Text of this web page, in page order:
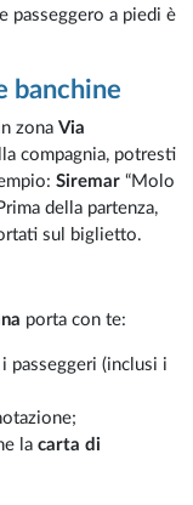
passeggero a piedi è
banchine
zonaVia
compagnia, potresti
Siremar “Molo
della partenza,
sul biglietto.
porta con te:
passeggeri (inclusi i
lacarta di